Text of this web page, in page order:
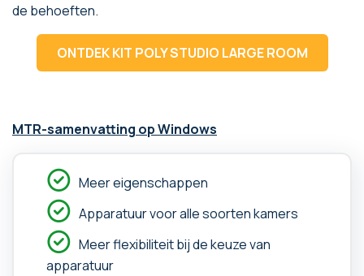
de behoeften.
ONTDEK KIT POLY STUDIO LARGE ROOM
MTR-samenvatting op Windows
Meer eigenschappen
Apparatuur voor alle soorten kamers
Meer flexibiliteit bij de keuze van
apparatuur